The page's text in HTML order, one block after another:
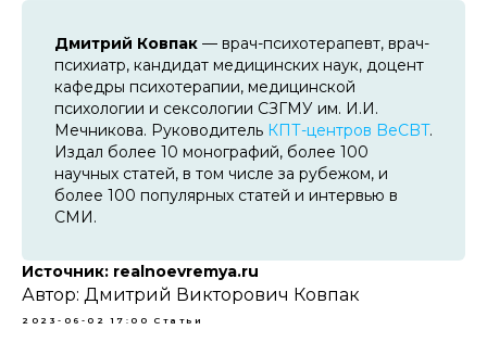
Дмитрий Ковпак — врач-психотерапевт, врач-
психиатр, кандидат медицинских наук, доцент
кафедры психотерапии, медицинской
психологии и сексологии СЗГМУ им. И.И.
Мечникова. Руководитель КПТ-центров BeCBT.
Издал более 10 монографий, более 100
научных статей, в том числе за рубежом, и
более 100 популярных статей и интервью в
СМИ.
Источник: realnoevremya.ru
Автор: Дмитрий Викторович Ковпак
2023-06-02 17:00 Статьи